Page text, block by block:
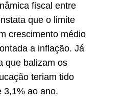
fiscal entre
que o limite
crescimento médio
a inflação. Já
que balizam os
teriam tido
3,1% ao ano.